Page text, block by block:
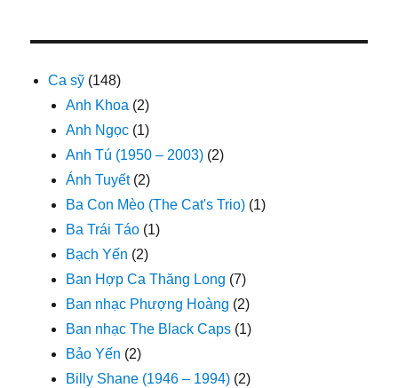
Ca sỹ (148)
Anh Khoa (2)
Anh Ngọc (1)
Anh Tú (1950 – 2003) (2)
Ánh Tuyết(2)
Ba Con Mèo (The Cat's Trio) (1)
Ba Trái Táo (1)
Bạch Yến (2)
Ban Hợp Ca Thăng Long (7)
Ban nhạc Phượng Hoàng (2)
Ban nhạc The Black Caps (1)
Bảo Yến (2)
Billy Shane (1946 – 1994) (2)